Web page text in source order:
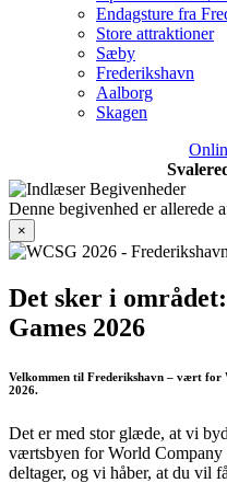
Endagsture fra
Store attraktioner
Sæby
Frederikshavn
Aalborg
Skagen
Denne begivenhed er allerede
×
Det sker i
Games 2026
Velkommen til Frederikshavn – vært for
2026.
Det er med stor glæde, at vi
værtsbyen for World Company
deltager, og vi håber, at du vil